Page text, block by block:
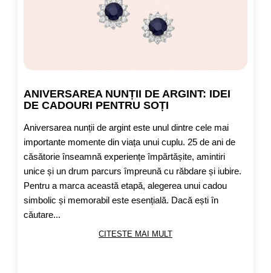
ANIVERSAREA NUNȚII DE ARGINT: IDEI
DE CADOURI PENTRU SOȚI
Aniversarea nunții de argint este unul dintre cele mai
importante momente din viața unui cuplu. 25 de ani de
căsătorie înseamnă experiențe împărtășite, amintiri
unice și un drum parcurs împreună cu răbdare și iubire.
Pentru a marca această etapă, alegerea unui cadou
simbolic și memorabil este esențială. Dacă ești în
căutare...
CITESTE MAI MULT